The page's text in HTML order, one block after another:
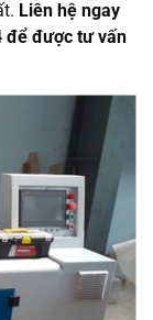
Liên hệ ngay
để được tư vấn